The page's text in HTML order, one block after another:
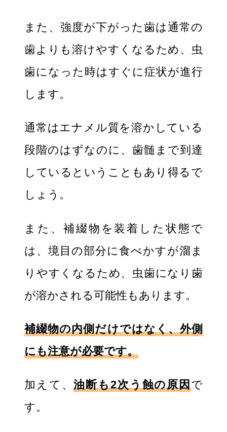
また、強度が下がった歯は通常の
歯よりも溶けやすくなるため、虫
歯になった時はすぐに症状が進行
します。
通常はエナメル質を溶かしている
段階のはずなのに、歯髄まで到達
しているということもあり得るで
しょう。
また、補綴物を装着した状態で
は、境目の部分に食べかすが溜ま
りやすくなるため、虫歯になり歯
が溶かされる可能性もあります。
補綴物の内側だけではなく、外側
にも注意が必要です。
加えて、油断も2次う蝕の原因で
す。